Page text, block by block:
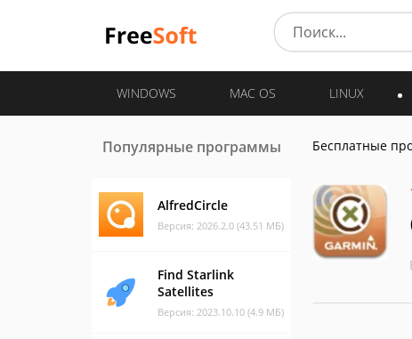
WINDOWS MAC OS LINUX
Популярные программы
AlfredCircle
Версия: 2026.2.0 (43.51 МБ)
Find Starlink
Satellites
Версия: 2023.10.10 (4.9 МБ)
Бесплатные